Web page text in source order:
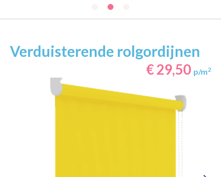
Verduisterende rolgordijnen
€ 29,50 p/m2